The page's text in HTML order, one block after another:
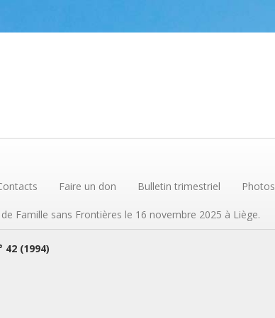
Faire un don Bulletin trimestriel Photos
de Famille sans Frontières le 16 novembre 2025 à Liège.
42 (1994)